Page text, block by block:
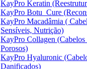
KayPro Keratin
KayPro Botu_Cure
KayPro Macadâmia (
Sensíveis, Nutrição)
KayPro Collagen (Cabelos
Porosos)
KayPro Hyaluronic
Danificados)